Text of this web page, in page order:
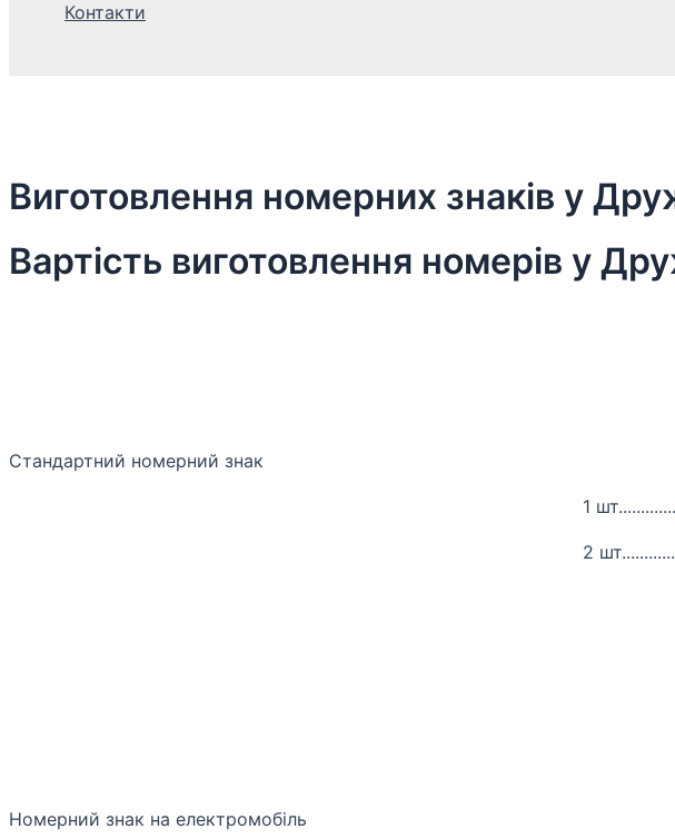
Контакти
Виготовлення номерних знаків у
Вартість виготовлення номерів у
Стандартний номерний знак
1
2
Номерний знак на електромобіль